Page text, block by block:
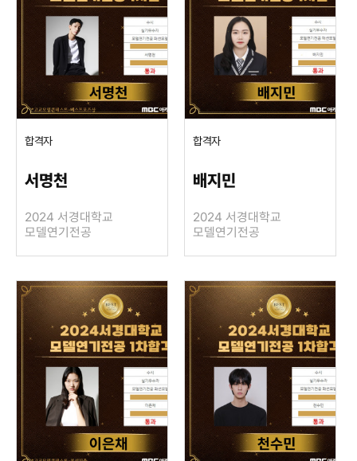
합격자
서명천
2024 서경대학교
모델연기전공
합격자
배지민
2024 서경대학교
모델연기전공